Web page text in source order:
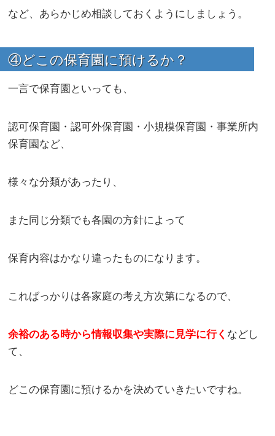
など、あらかじめ相談しておくようにしましょう。
④どこの保育園に預けるか？
一言で保育園といっても、
認可保育園・認可外保育園・小規模保育園・事業所内
保育園など、
様々な分類があったり、
また同じ分類でも各園の方針によって
保育内容はかなり違ったものになります。
こればっかりは各家庭の考え方次第になるので、
余裕のある時から情報収集や実際に見学に行く などし
て、
どこの保育園に預けるかを決めていきたいですね。